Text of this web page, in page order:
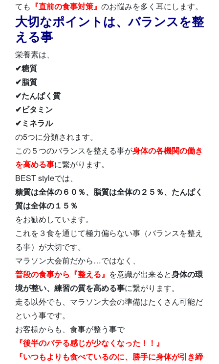
ても 『直前の食事対策』 のお悩みを多く耳にします。
大切なポイントは、バランスを整
える事
栄養素は、
✔糖質
✔脂質
✔たんぱく質
✔ビタミン
✔ミネラル
の5つに分類されます。
この５つのバランスを整える事が身体の各機関の働き
を高める事に繋がります。
BEST styleでは、
糖質は全体の６０％、脂質は全体の２５％、たんぱく
質は全体の１５％
をお勧めしています。
これを３食を通じて極力偏らない事（バランスを整え
る事）が大切です。
マラソン大会前だから…ではなく、
普段の食事から『整える』 を意識が出来ると身体の環
境が整い、練習の質を高める事に繋がります。
走る以外でも、マラソン大会の準備はたくさん可能だ
という事です。
お客様からも、食事が整う事で
『後半のバテる感じが少なくなった！！』
『いつもよりも食べているのに、勝手に身体が引き締